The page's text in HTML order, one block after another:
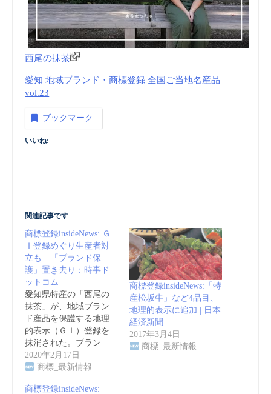
西尾の抹茶
愛知 地域ブランド・商標登録 全国ご当地名産品
vol.23
ブックマーク
いいね:
関連記事です
商標登録insideNews: Ｇ
Ｉ登録めぐり生産者対
立も 「ブランド保
護」置き去り：時事ド
ットコム
愛知県特産の「西尾の
抹茶」が、地域ブラン
ド産品を保護する地理
的表示（ＧＩ）登録を
抹消された。ブラン
ド…
2020年2月17日
商標_最新情報
商標登録insideNews:「特
産松坂牛」など4品目、
地理的表示に追加 | 日本
経済新聞
2017年3月4日
商標_最新情報
商標登録insideNews: